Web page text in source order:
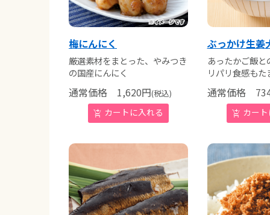
梅にんにく
厳選素材をまとった、やみつき
の国産にんにく
通常価格 1,620円(税込)
ぶっかけ生姜
あったかご飯
リパリ食感もた
通常価格